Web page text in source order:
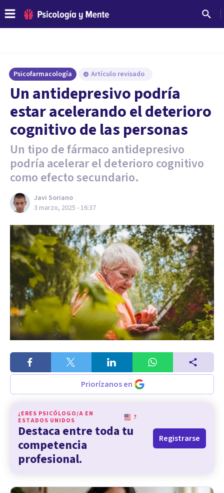
Psicofarmacología Artículo revisado
Un antidepresivo podría
estar acelerando el deterioro
cognitivo de las personas
Un tipo de fármaco antidepresivo
podría acelerar el deterioro cognitivo
como efecto secundario.
Javi Soriano
3 marzo, 2025 - 16:37
Priorízanos en
¿ERES PSICÓLOGO/A EN
ESTADOS UNIDOS
?
Destaca entre toda tu
competencia
profesional.
Registrarse